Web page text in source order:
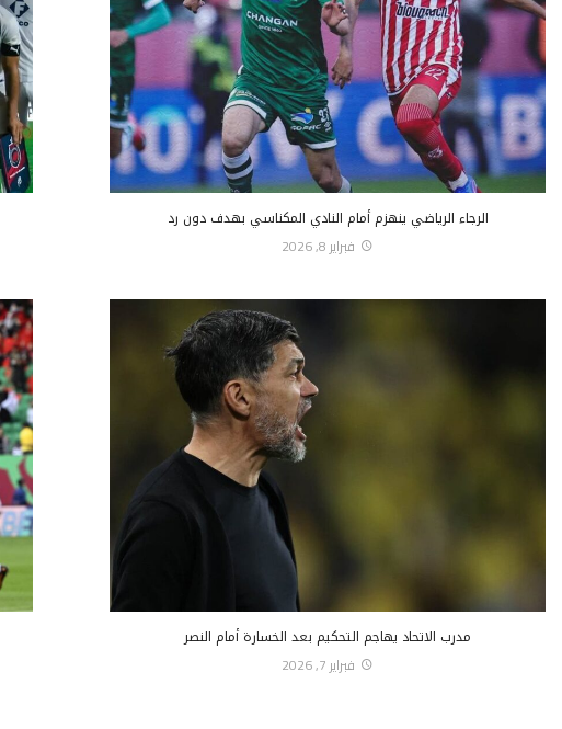
الرجاء الرياضي ينهزم أمام النادي المكناسي بهدف دون رد
فبراير 8, 2026
مدرب الاتحاد يهاجم التحكيم بعد الخسارة أمام النصر
فبراير 7, 2026